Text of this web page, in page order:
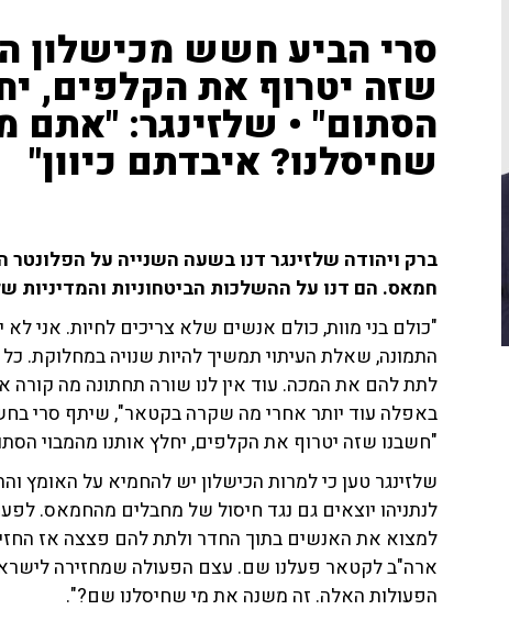
סרי הביע חשש מכישלון
שזה יטרוף את הקלפים,
הסתום" • שלזינגר: "אתם
שחיסלנו? איבדתם כיוון"
ברק ויהודה שלזינגר דנו בשעה השנייה על
חמאס. הם דנו על ההשלכות הביטחוניות והמדיניות
"כולם בני מוות, כולם אנשים שלא צריכים לחיות. אני לא
התמונה, שאלת העיתוי תמשיך להיות שנויה במחלוקת.
לתת להם את המכה. עוד אין לנו שורה תחתונה מה קורה
באפלה עוד יותר אחרי מה שקרה בקטאר", שיתף סרי
"חשבנו שזה יטרוף את הקלפים, יחלץ אותנו מהמבוי
שלזינגר טען כי למרות הכישלון יש להחמיא על האומץ
לנתניהו יוצאים גם נגד חיסול של מחבלים מהחמאס.
למצוא את האנשים בתוך החדר ולתת להם פצצה אז
ארה"ב לקטאר פעלנו שם. עצם הפעולה שמחזירה
הפעולות האלה. זה משנה את מי שחיסלנו שם?".